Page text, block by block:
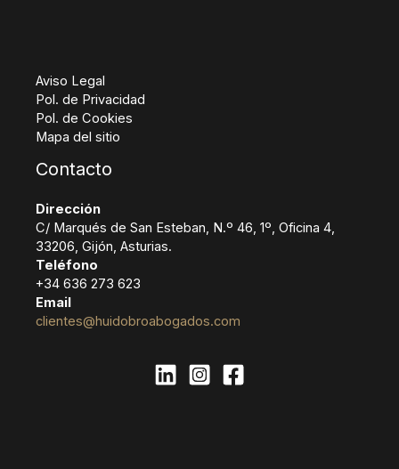
Aviso Legal
Pol. de Privacidad
Pol. de Cookies
Mapa del sitio
Contacto
Dirección
C/ Marqués de San Esteban, N.º 46, 1º, Oficina 4,
33206, Gijón, Asturias.
Teléfono
+34 636 273 623
Email
clientes@huidobroabogados.com